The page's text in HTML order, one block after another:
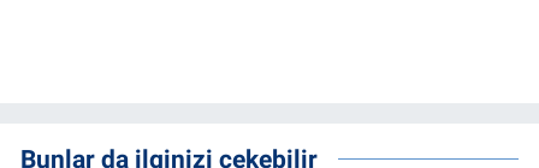
Bunlar da ilginizi çekebilir